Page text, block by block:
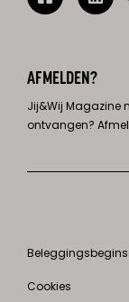
AFMELDEN?
Jij&Wij Magazine
ontvangen?
Cookies